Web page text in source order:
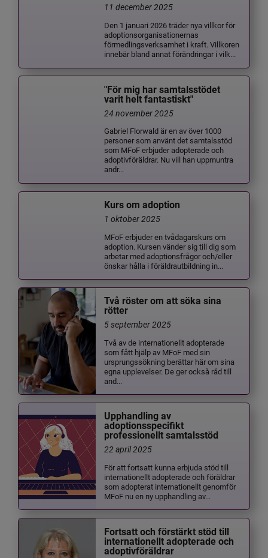
11 december 2025
Den 1 januari 2026 träder nya villkor för
adoptionsorganisationernas
förmedlingsverksamhet i kraft. Villkoren
innebär bland annat förändringar i vilk...
"För mig har samtalsstödet
varit helt fantastiskt"
24 november 2025
Gabriel Florwald är en av över 1000
personer som använt det samtalsstöd
som MFoF erbjuder adopterade och
adoptivföräldrar. Nu vill han uppmuntra
andr...
Kurs om adoption
1 oktober 2025
MFoF erbjuder en tvådagarskurs om
adoption. Kursen vänder sig till dig som
arbetar med adoptionsfrågor och/eller
önskar hålla i föräldrautbildning in...
Två röster om att söka sina
rötter
5 september 2025
Två av de internationellt adopterade
som fått hjälp av MFoF med sin
ursprungssökning berättar här om sina
egna upplevelser. De ger också råd till
and...
Upphandling av
adoptionsspecifikt
professionellt samtalsstöd
22 april 2025
För att fortsatt kunna erbjuda stöd till
internationellt adopterade och föräldrar
som adopterat internationellt genomför
MFoF nu en ny upphandling av...
Fortsatt och förstärkt stöd till
internationellt adopterade och
adoptivföräldrar